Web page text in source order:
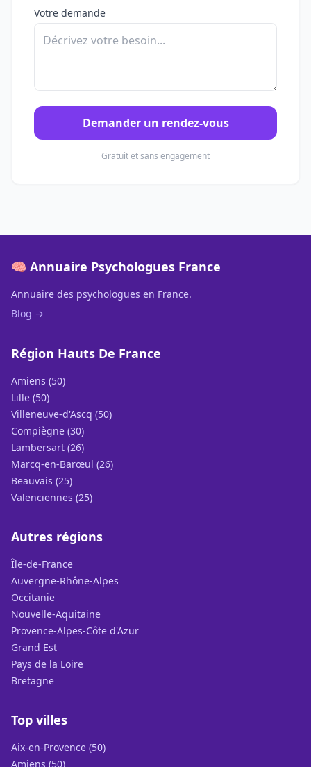
Votre demande
Demander un rendez-vous
Gratuit et sans engagement
🧠 Annuaire Psychologues France
Annuaire des psychologues en France.
Blog →
Région Hauts De France
Amiens (50)
Lille (50)
Villeneuve-d'Ascq (50)
Compiègne (30)
Lambersart (26)
Marcq-en-Barœul (26)
Beauvais (25)
Valenciennes (25)
Autres régions
Île-de-France
Auvergne-Rhône-Alpes
Occitanie
Nouvelle-Aquitaine
Provence-Alpes-Côte d'Azur
Grand Est
Pays de la Loire
Bretagne
Top villes
Aix-en-Provence (50)
Amiens (50)